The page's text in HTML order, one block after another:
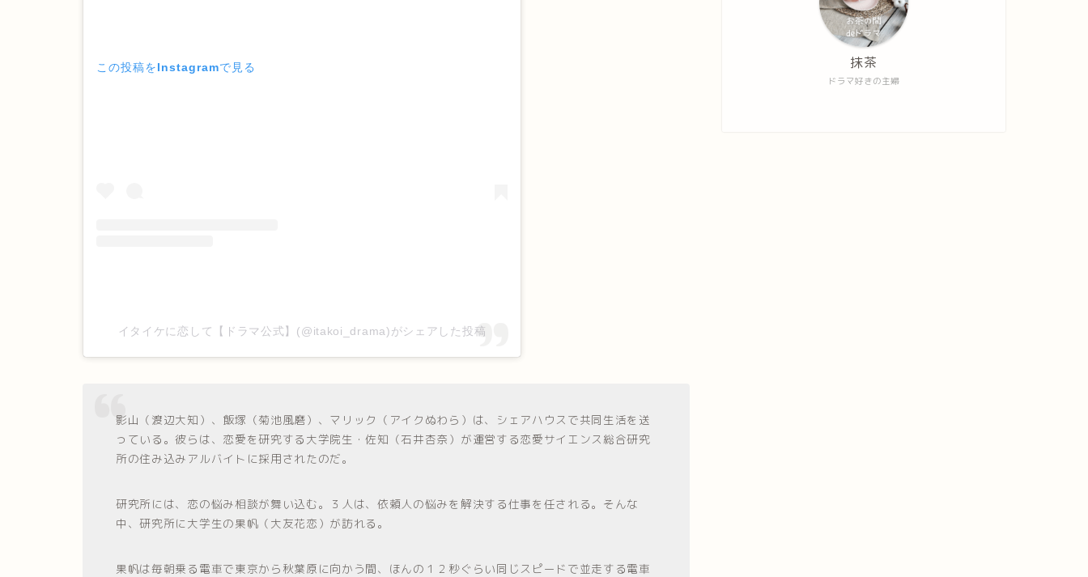
この投稿をInstagramで見る
イタイケに恋して【ドラマ公式】(@itakoi_drama)がシェアした投稿
影山（渡辺大知）、飯塚（菊池風磨）、マリック（アイクぬわら）は、シェアハウスで共同生活を送
っている。彼らは、恋愛を研究する大学院生・佐知（石井杏奈）が運営する恋愛サイエンス総合研究
所の住み込みアルバイトに採用されたのだ。
研究所には、恋の悩み相談が舞い込む。３人は、依頼人の悩みを解決する仕事を任される。そんな
中、研究所に大学生の果帆（大友花恋）が訪れる。
果帆は毎朝乗る電車で東京から秋葉原に向かう間、ほんの１２秒ぐらい同じスピードで並走する電車
ドラマ好きの主婦
抹茶